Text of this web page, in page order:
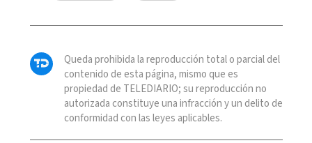
Queda prohibida la reproducción total o parcial del
contenido de esta página, mismo que es
propiedad de TELEDIARIO; su reproducción no
autorizada constituye una infracción y un delito de
conformidad con las leyes aplicables.